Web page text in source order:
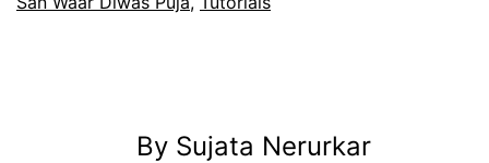
By Sujata Nerurkar